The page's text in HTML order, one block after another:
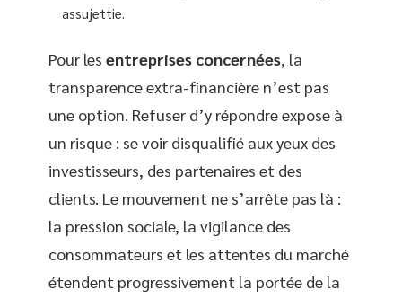
assujettie.
Pour les entreprises concernées, la
transparence extra-financière n’est pas
une option. Refuser d’y répondre expose à
un risque : se voir disqualifié aux yeux des
investisseurs, des partenaires et des
clients. Le mouvement ne s’arrête pas là :
la pression sociale, la vigilance des
consommateurs et les attentes du marché
étendent progressivement la portée de la